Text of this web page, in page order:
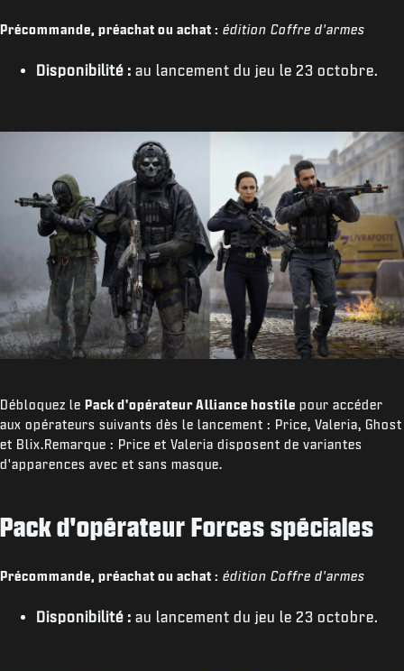
Précommande, préachat ou achat : édition Coffre d'armes
Disponibilité : au lancement du jeu le 23 octobre.
Débloquez le Pack d'opérateur Alliance hostile pour accéder
aux opérateurs suivants dès le lancement : Price, Valeria, Ghost
et Blix.Remarque : Price et Valeria disposent de variantes
d'apparences avec et sans masque.
Pack d'opérateur Forces spéciales
Précommande, préachat ou achat : édition Coffre d'armes
Disponibilité : au lancement du jeu le 23 octobre.